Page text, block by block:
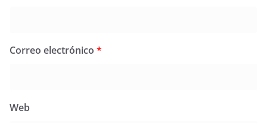
Correo electrónico *
Web